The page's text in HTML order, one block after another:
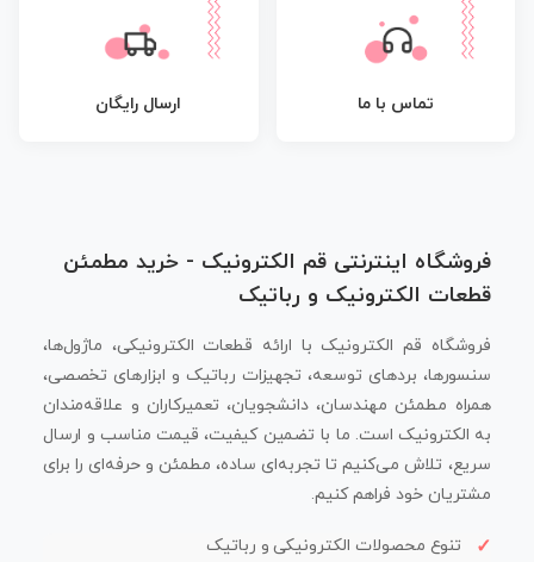
تماس با ما ارسال رایگان
فروشگاه اینترنتی قم الکترونیک - خرید مطمئن
قطعات الکترونیک و رباتیک
فروشگاه قم الکترونیک با ارائه قطعات الکترونیکی، ماژول‌ها،
سنسورها، بردهای توسعه، تجهیزات رباتیک و ابزارهای تخصصی،
همراه مطمئن مهندسان، دانشجویان، تعمیرکاران و علاقه‌مندان
به الکترونیک است. ما با تضمین کیفیت، قیمت مناسب و ارسال
سریع، تلاش می‌کنیم تا تجربه‌ای ساده، مطمئن و حرفه‌ای را برای
مشتریان خود فراهم کنیم.
تنوع محصولات الکترونیکی و رباتیک